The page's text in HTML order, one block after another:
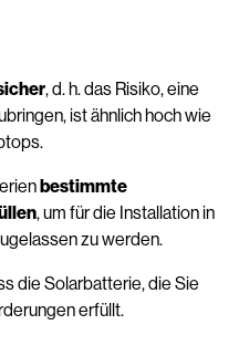
, d. h. das Risiko, eine
ist ähnlich hoch wie
bestimmte
, um für die Installation in
zu werden.
die Solarbatterie, die Sie
erfüllt.